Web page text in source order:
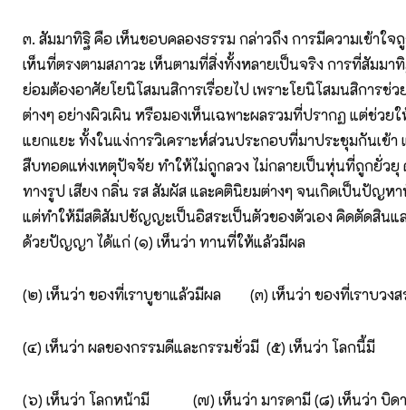
๓. สัมมาทิฐิ คือ เห็นชอบคลองธรรม กล่าวถึง การมีความเข้าใจ
เห็นที่ตรงตามสภาวะ เห็นตามที่สิ่งทั้งหลายเป็นจริง การที่สัมมา
ย่อมต้องอาศัยโยนิโสมนสิการเรื่อยไป เพราะโยนิโสมนสิการช่ว
ต่างๆ อย่างผิวเผิน หรือมองเห็นเฉพาะผลรวมที่ปรากฏ แต่ช่วย
แยกแยะ ทั้งในแง่การวิเคราะห์ส่วนประกอบที่มาประชุมกันเข้า
สืบทอดแห่งเหตุปัจจัย ทำให้ไม่ถูกลวง ไม่กลายเป็นหุ่นที่ถูกยั่ว
ทางรูป เสียง กลิ่น รส สัมผัส และคตินิยมต่างๆ จนเกิดเป็นปัญห
แต่ทำให้มีสติสัมปชัญญะเป็นอิสระเป็นตัวของตัวเอง คิดตัดสินแ
ด้วยปัญญา ได้แก่ (๑) เห็นว่า ทานที่ให้แล้วมีผล
(๒) เห็นว่า ของที่เราบูชาแล้วมีผล (๓) เห็นว่า ของที่เราบวงส
(๔) เห็นว่า ผลของกรรมดีและกรรมชั่วมี (๕) เห็นว่า โลกนี้มี
(๖) เห็นว่า โลกหน้ามี (๗) เห็นว่า มารดามี (๘) เห็นว่า บิด